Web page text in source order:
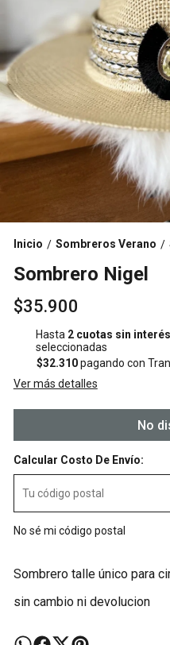
Inicio / Sombreros Verano /
Sombrero Nigel
$35.900
Hasta 2 cuotas sin interés
seleccionadas
$32.310pagando con
Ver más detalles
No
Calcular Costo De Envío:
No sé mi código postal
Sombrero talle único para
sin cambio ni devolucion